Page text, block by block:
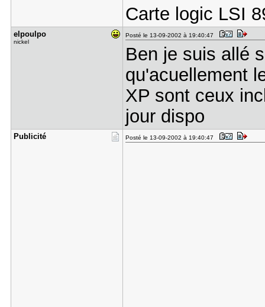
Carte logic LSI
elpoulpo
nickel
Posté le 13-09-2002 à 19:40:47
Ben je suis allé
qu'acuellement
XP sont ceux
jour dispo
Publicité Posté le 13-09-2002 à 19:40:47